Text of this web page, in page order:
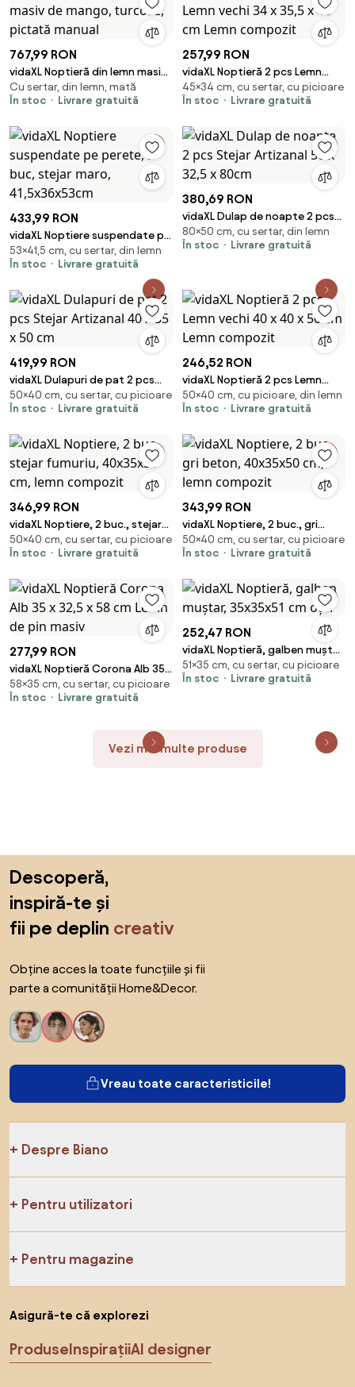
767,99 RON
vidaXL Noptieră din lemn masiv
de mango, turcoaz, pictată
manual
Cu sertar, din lemn, mată
În stoc
Livrare gratuită
257,99 RON
vidaXL Noptieră 2 pcs Lemn
vechi 34 x 35,5 x 45 cm Lemn
compozit
45×34 cm, cu sertar, cu picioare
În stoc
Livrare gratuită
433,99 RON
vidaXL Noptiere suspendate pe
perete, 2 buc, stejar maro,
41,5x36x53cm
53×41,5 cm, cu sertar, din lemn
În stoc
Livrare gratuită
380,69 RON
vidaXL Dulap de noapte 2 pcs
Stejar Artizanal 50 x 32,5 x
80cm
80×50 cm, cu sertar, din lemn
În stoc
Livrare gratuită
419,99 RON
vidaXL Dulapuri de pat 2 pcs
Stejar Artizanal 40 x 35 x 50 cm
50×40 cm, cu sertar, cu picioare
În stoc
Livrare gratuită
246,52 RON
vidaXL Noptieră 2 pcs Lemn
vechi 40 x 40 x 50 cm Lemn
compozit
50×40 cm, cu picioare, din lemn
În stoc
Livrare gratuită
346,99 RON
vidaXL Noptiere, 2 buc., stejar
fumuriu, 40x35x50 cm, lemn
compozit
50×40 cm, cu sertar, cu picioare
În stoc
Livrare gratuită
343,99 RON
vidaXL Noptiere, 2 buc., gri
beton, 40x35x50 cm, lemn
compozit
50×40 cm, cu sertar, cu picioare
În stoc
Livrare gratuită
277,99 RON
vidaXL Noptieră Corona Alb 35 x
32,5 x 58 cm Lemn de pin masiv
58×35 cm, cu sertar, cu picioare
În stoc
Livrare gratuită
252,47 RON
vidaXL Noptieră, galben muștar,
35x35x51 cm oțel
51×35 cm, cu sertar, cu picioare
În stoc
Livrare gratuită
Vezi mai multe produse
Descoperă,
inspiră-te și
fii pe deplin creativ
Obține acces la toate funcțiile și fii
parte a comunității Home&Decor.
Vreau toate caracteristicile!
Despre Biano
Pentru utilizatori
Pentru magazine
Asigură-te că explorezi
ProduseInspirațiiAI designer